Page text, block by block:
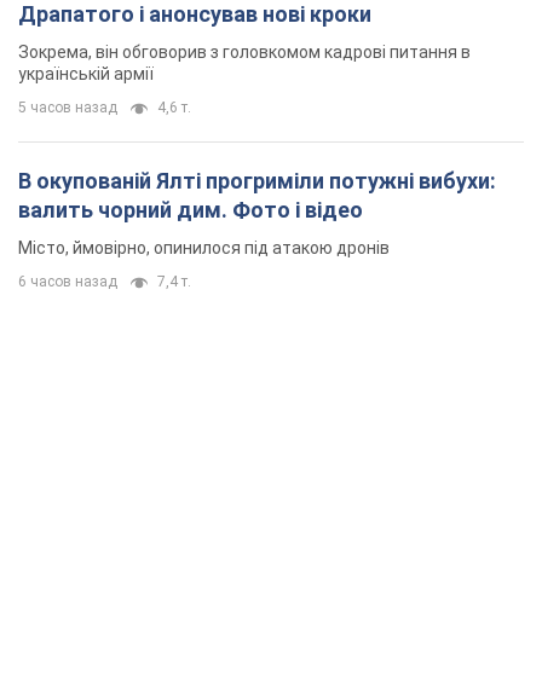
Драпатого і анонсував нові кроки
Зокрема, він обговорив з головкомом кадрові питання в
українській армії
5 часов назад 4,6 т.
В окупованій Ялті прогриміли потужні вибухи:
валить чорний дим. Фото і відео
Місто, ймовірно, опинилося під атакою дронів
6 часов назад 7,4 т.